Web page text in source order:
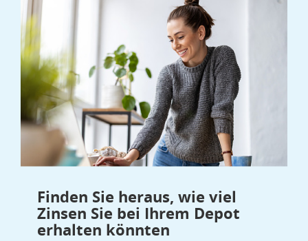
Finden Sie heraus, wie viel
Zinsen Sie bei Ihrem Depot
erhalten könnten